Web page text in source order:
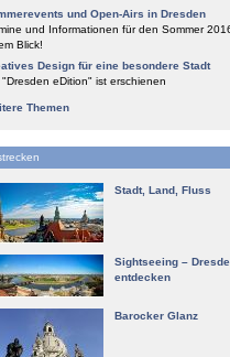
und Open-Airs in Dresden
und Informationen für den Sommer
Blick!
Design für eine besondere Stadt
"Dresden eDition" ist erschienen
Themen
Stadt, Land, Fluss
Sightseeing –
entdecken
Barocker Glanz